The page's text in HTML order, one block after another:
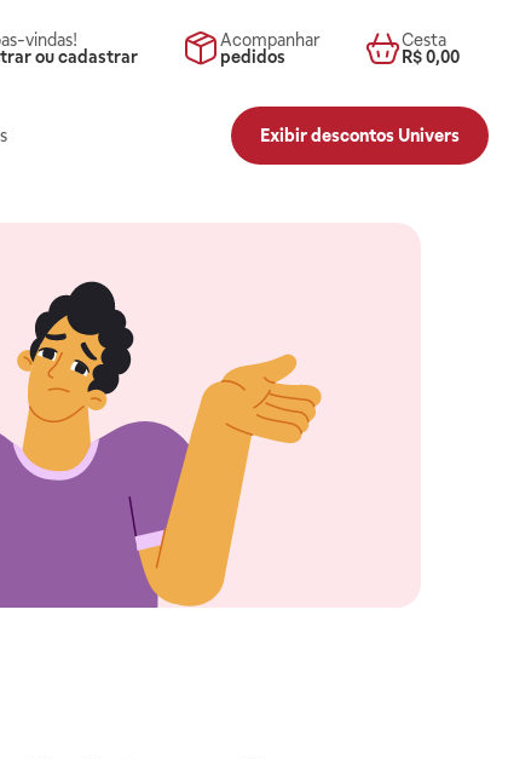
vindas!
ou cadastrar
Acompanhar
pedidos
Cesta
R$ 0,00
Exibir descontos Univers